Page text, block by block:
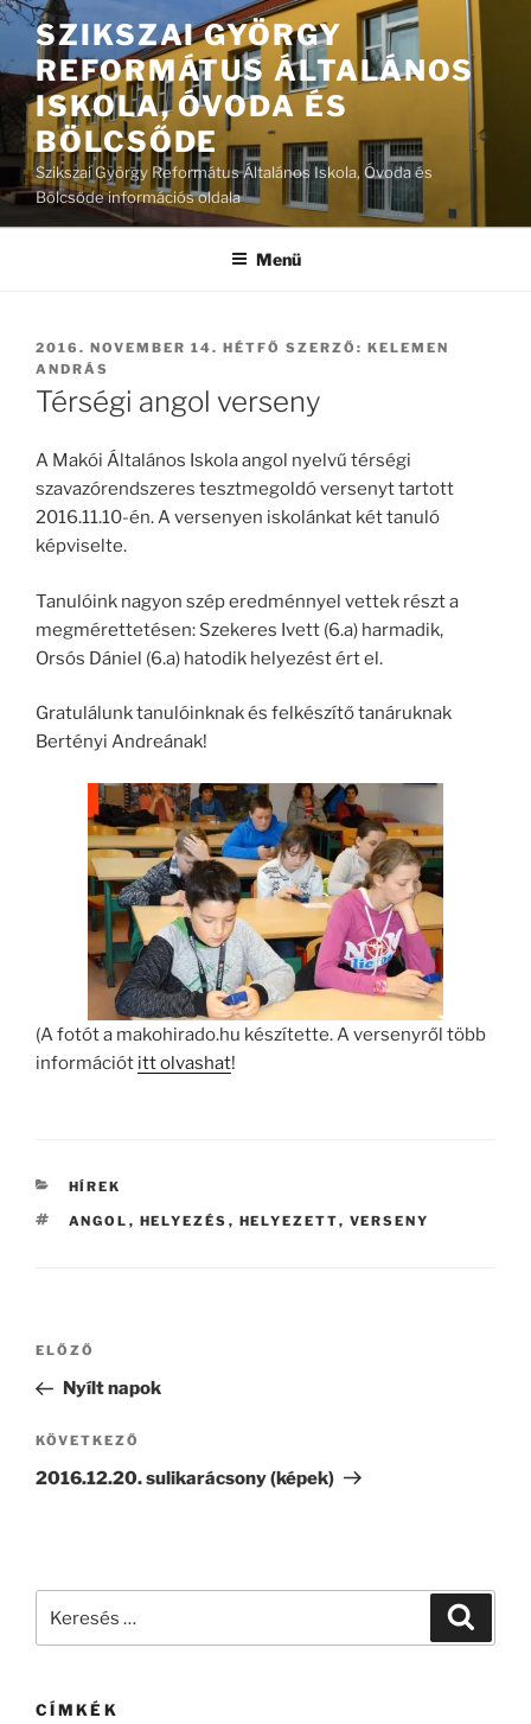
Tartalomhoz
SZIKSZAI GYÖRGY
REFORMÁTUS ÁLTALÁNOS
ISKOLA, ÓVODA ÉS
BÖLCSŐDE
Szikszai György Református Általános Iskola, Óvoda és
Bölcsőde információs oldala
Menü
BEKÜLDVE:
2016. NOVEMBER 14. HÉTFŐ SZERZŐ: KELEMEN
ANDRÁS
Térségi angol verseny
A Makói Általános Iskola angol nyelvű térségi
szavazórendszeres tesztmegoldó versenyt tartott
2016.11.10-én. A versenyen iskolánkat két tanuló
képviselte.
Tanulóink nagyon szép eredménnyel vettek részt a
megmérettetésen: Szekeres Ivett (6.a) harmadik,
Orsós Dániel (6.a) hatodik helyezést ért el.
Gratulálunk tanulóinknak és felkészítő tanáruknak
Bertényi Andreának!
(A fotót a makohirado.hu készítette. A versenyről több
információt itt olvashat!
KATEGÓRIÁK
HÍREK
CÍMKÉK
ANGOL , HELYEZÉS , HELYEZETT, VERSENY
Bejegyzés
Korábbi
bejegyzés
ELŐZŐ
Nyílt napok
Következő
bejegyzés
KÖVETKEZŐ
2016.12.20. sulikarácsony (képek)
CÍMKÉK